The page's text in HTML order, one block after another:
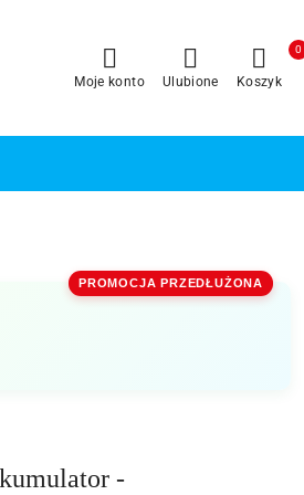
Moje konto Ulubione Koszyk
0
PROMOCJA PRZEDŁUŻONA
-